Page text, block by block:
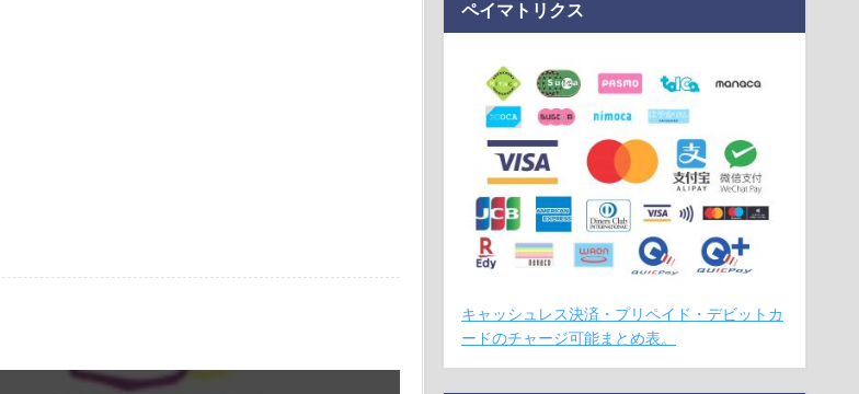
ペイマトリクス
キャッシュレス決済・プリペイド・デビットカ
ードのチャージ可能まとめ表。